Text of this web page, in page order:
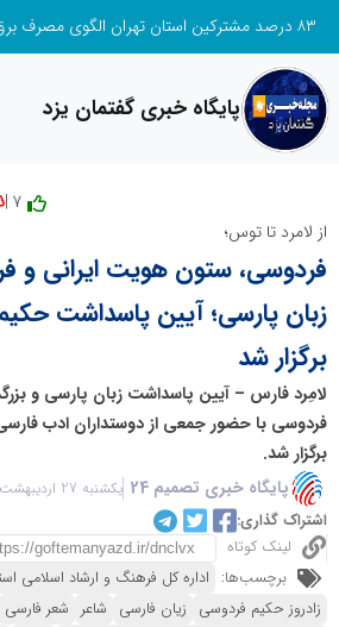
پایگاه خبری گفتمان یزد
از لامرد تا توس؛
فردوسی، ستون هویت ایرانی و
زبان پارسی؛ آیین پاسداشت
برگزار شد
لامِرد فارس – آیین پاسداشت زبان پارسی و
فردوسی با حضور جمعی از دوستداران ادب
برگزار شد.
پایگاه خبری تصمیم 24
یکشنبه 27 اردیبهشت 1405 - 07:20
اشتراک گذاری:
لینک کوتاه
برچسب‌ها: اداره کل فرهنگ و ارشاد اسلامی
زادروز حکیم فردوسی زیان فارسی شاعر شعر فارسی